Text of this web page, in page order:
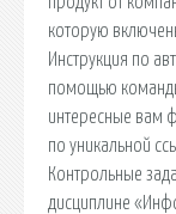
которую
Инструкция по
помощью
интересные вам
по уникальной
Контрольные
дисциплине